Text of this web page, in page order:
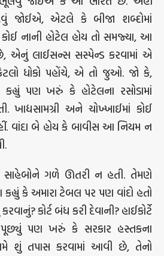
જોઈએ, એટલે કે બીજા શબ્દોમાં
નાની હોટેલ હોય તો સમજ્યા, આ
એનું લાઈસન્સ સસ્પેન્ડ કરવામાં એ
ધોકો પહોંચે, એ તો જુઓ. જો કે,
પણ ખરું કે હોટેલના રસોડામાં
ખાદ્યસામગ્રી અને ચોખ્ખાઈમાં કોઈ
વાંદા બે હોય કે બાવીસ આ નિયમ ન
ગળે ઊતરી ન હતી. તેમણે
કહ્યું કે અમારા ટેબલ પર પણ વાંદો હતો
કોર્ટ બંધ કરી દેવાની? હાઈકોર્ટે
પૂછ્યું પણ ખરું કે સરકાર હસ્તકના
શું તપાસ કરવામાં આવી છે, તેનો